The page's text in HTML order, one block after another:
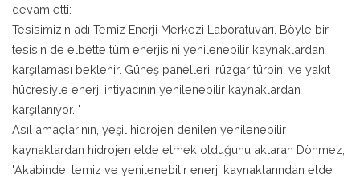
devam etti:
Tesisimizin adı Temiz Enerji Merkezi Laboratuvarı. Böyle bir
tesisin de elbette tüm enerjisini yenilenebilir kaynaklardan
karşılaması beklenir. Güneş panelleri, rüzgar türbini ve yakıt
hücresiyle enerji ihtiyacının yenilenebilir kaynaklardan
karşılanıyor. "
Asıl amaçlarının, yeşil hidrojen denilen yenilenebilir
kaynaklardan hidrojen elde etmek olduğunu aktaran Dönmez,
"Akabinde, temiz ve yenilenebilir enerji kaynaklarından elde